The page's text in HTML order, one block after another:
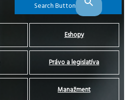
Search Button
Eshopy
Právo a legislatíva
Manažment